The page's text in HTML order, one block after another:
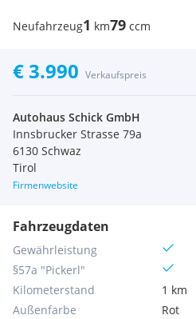
Neufahrzeug1 km79 ccm
€ 3.990 Verkaufspreis
Autohaus Schick GmbH
Innsbrucker Strasse 79a
6130 Schwaz
Tirol
Firmenwebsite
Fahrzeugdaten
Gewährleistung
§57a "Pickerl"
Kilometerstand
1 km
Außenfarbe
Rot